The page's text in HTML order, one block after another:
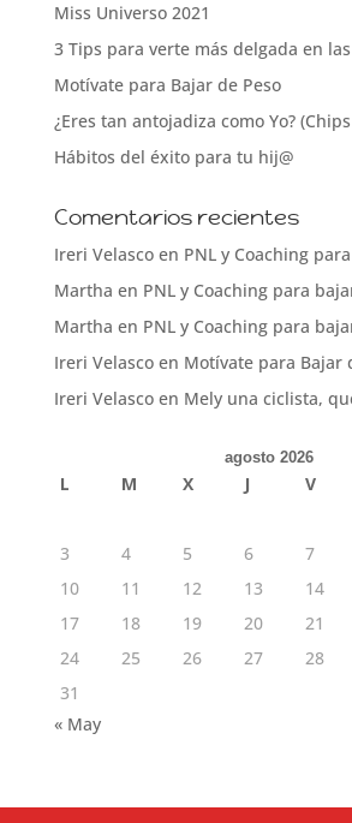
Miss Universo 2021
3 Tips para verte más delgada en
Motívate para Bajar de Peso
¿Eres tan antojadiza como Yo?
Hábitos del éxito para tu hij@
Comentarios recientes
Ireri Velascoen PNL y Coaching
Martha en PNL y Coaching para
Martha en PNL y Coaching para
Ireri Velascoen Motívate para Bajar
Ireri Velascoen Mely una ciclista,
agosto 2026
L M X J V
3
4 5 6 7
10
11 12 13 14
17
18 19 20 21
24
25 26 27 28
31
« May